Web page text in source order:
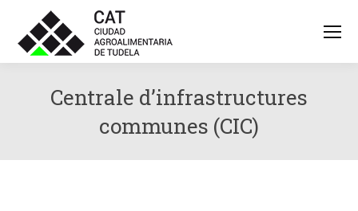
Centrale d’infrastructures
communes (CIC)